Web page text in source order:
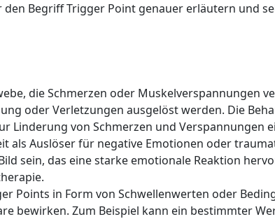
Begriff Trigger Point genauer erläutern und
die Schmerzen oder Muskelverspannungen
oder Verletzungen ausgelöst werden. Die
Linderung von Schmerzen und Verspannungen
als Auslöser für negative Emotionen oder
sein, das eine starke emotionale Reaktion
Points in Form von Schwellenwerten oder
bewirken. Zum Beispiel kann ein bestimmter